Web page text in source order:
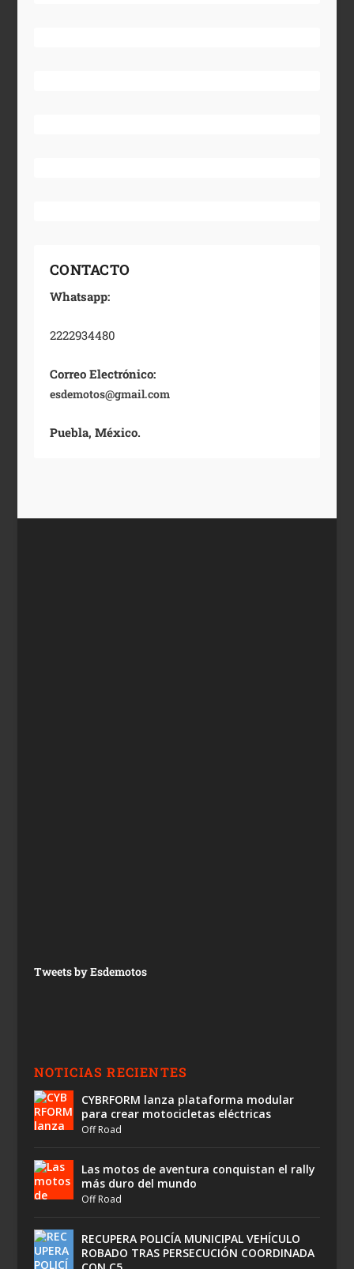
CONTACTO
Whatsapp:
2222934480
Correo Electrónico:
esdemotos@gmail.com
Puebla, México.
Tweets by Esdemotos
NOTICIAS RECIENTES
CYBRFORM lanza plataforma modular
para crear motocicletas eléctricas
Off Road
Las motos de aventura conquistan el rally
más duro del mundo
Off Road
RECUPERA POLICÍA MUNICIPAL VEHÍCULO
ROBADO TRAS PERSECUCIÓN COORDINADA